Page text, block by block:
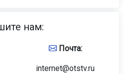
нам:
Почта:
internet@otstv.ru